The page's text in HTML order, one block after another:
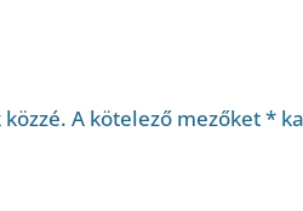
A kötelező mezőket*